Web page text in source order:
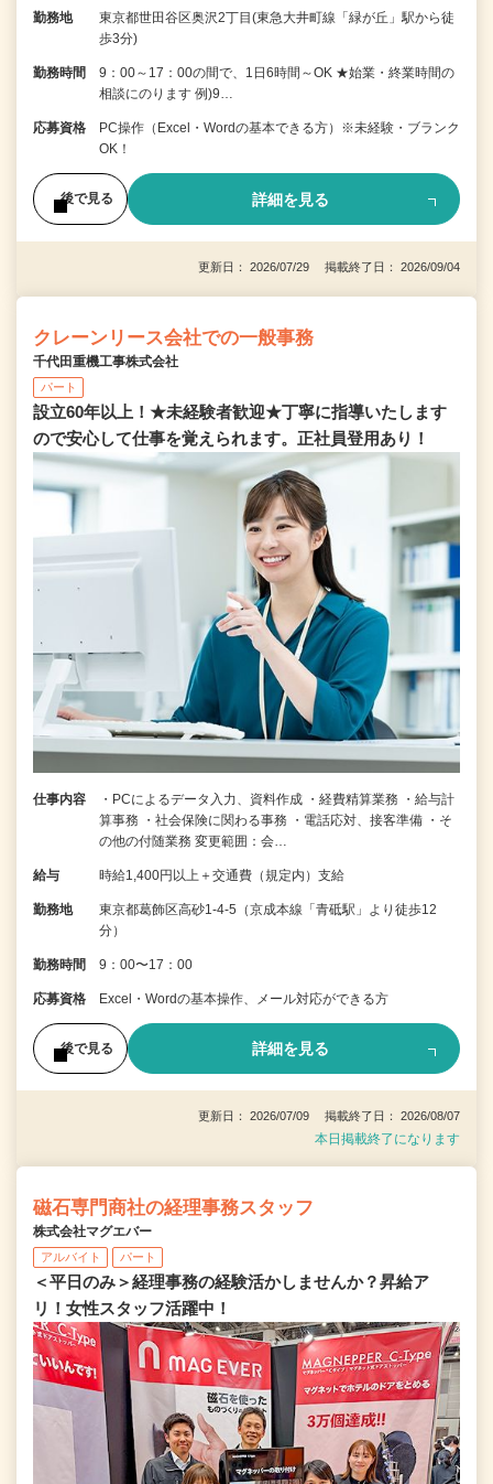
勤務地
東京都世田谷区奥沢2丁目(東急大井町線「緑が丘」駅から徒
歩3分)
勤務時間
9：00～17：00の間で、1日6時間～OK ★始業・終業時間の
相談にのります 例)9…
応募資格
PC操作（Excel・Wordの基本できる方）※未経験・ブランク
OK！
後で見る 詳細を見る
更新日： 2026/07/29 掲載終了日： 2026/09/04
クレーンリース会社での一般事務
千代田重機工事株式会社
パート
設立60年以上！★未経験者歓迎★丁寧に指導いたします
ので安心して仕事を覚えられます。正社員登用あり！
仕事内容
・PCによるデータ入力、資料作成 ・経費精算業務 ・給与計
算事務 ・社会保険に関わる事務 ・電話応対、接客準備 ・そ
の他の付随業務 変更範囲：会…
給与 時給1,400円以上＋交通費（規定内）支給
勤務地
東京都葛飾区高砂1-4-5（京成本線「青砥駅」より徒歩12
分）
勤務時間 9：00〜17：00
応募資格 Excel・Wordの基本操作、メール対応ができる方
後で見る 詳細を見る
更新日： 2026/07/09 掲載終了日： 2026/08/07
本日掲載終了になります
磁石専門商社の経理事務スタッフ
株式会社マグエバー
アルバイト パート
＜平日のみ＞経理事務の経験活かしませんか？昇給ア
リ！女性スタッフ活躍中！